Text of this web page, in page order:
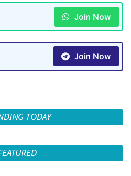
Join Now
Join Now
TODAY